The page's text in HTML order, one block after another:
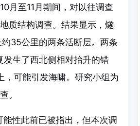
月至11月期间，对以往调查
质结构调查。结果显示，燧
35公里的两条活断层。两条
生了西北侧相对抬升的错
，可能引发海啸。研究小组为
。
性此前已被指出，但本次调